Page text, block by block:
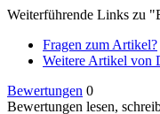
Weiterführende Links zu
Fragen zum Artikel?
Weitere Artikel von
Bewertungen 0
Bewertungen lesen,